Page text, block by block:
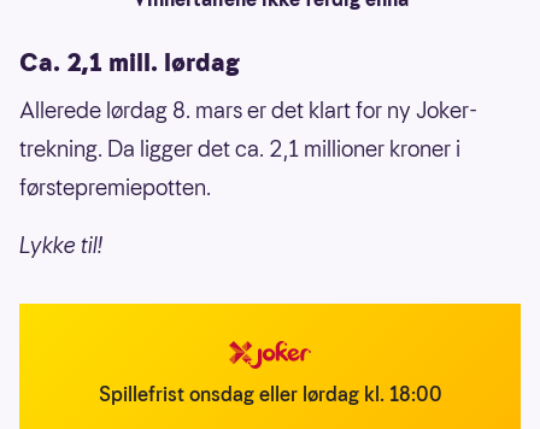
Ca. 2,1 mill. lørdag
Allerede lørdag 8. mars er det klart for ny Joker-
trekning. Da ligger det ca. 2,1 millioner kroner i
førstepremiepotten.
Lykke til!
Spillefrist onsdag eller lørdag kl. 18:00